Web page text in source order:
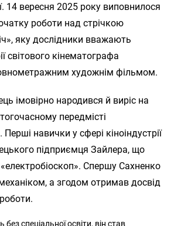
14 вересня 2025 року виповнилося
роботи над стрічкою
яку дослідники вважають
світового кінематографа
художнім фільмом.
імовірно народився й виріс на
передмісті
навички у сфері кіноіндустрії
підприємця Зайлера, що
«електробіоскоп». Спершу Сахненко
а згодом отримав досвід
без спеціальної освіти, він став